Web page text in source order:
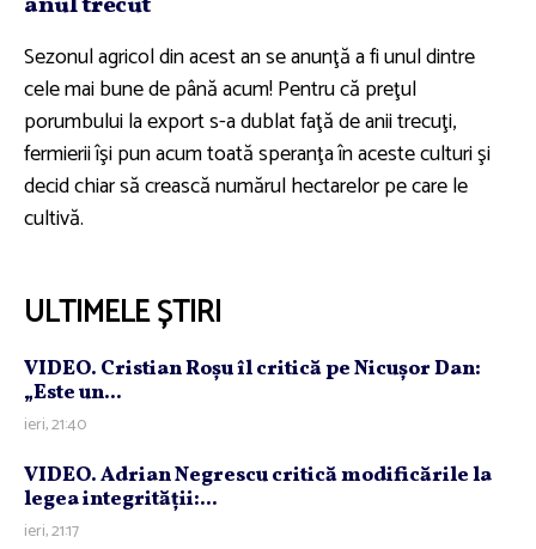
Sezonul agricol din acest an se anunţă a fi unul dintre
cele mai bune de până acum! Pentru că preţul
porumbului la export s-a dublat faţă de anii trecuţi,
fermierii îşi pun acum toată speranţa în aceste culturi şi
decid chiar să crească numărul hectarelor pe care le
cultivă.
ULTIMELE ȘTIRI
VIDEO. Cristian Roşu îl critică pe Nicuşor Dan:
„Este un...
ieri, 21:40
VIDEO. Adrian Negrescu critică modificările la
legea integrităţii:...
ieri, 21:17